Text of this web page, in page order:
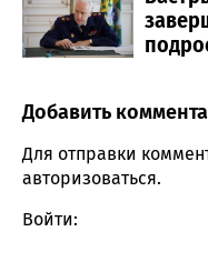
Comment
Добавить
Для отправки
авторизоваться.
Войти: